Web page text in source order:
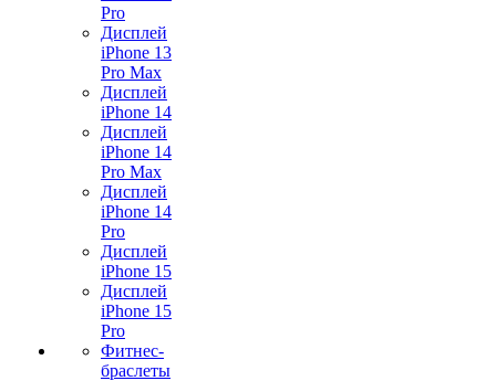
Pro
Дисплей
iPhone 13
Pro Max
Дисплей
iPhone 14
Дисплей
iPhone 14
Pro Max
Дисплей
iPhone 14
Pro
Дисплей
iPhone 15
Дисплей
iPhone 15
Pro
Фитнес-
браслеты